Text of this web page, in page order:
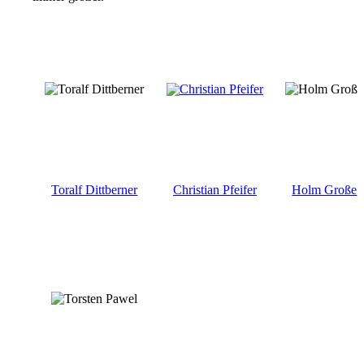
Toralf Dittberner Christian Pfeifer Holm Große